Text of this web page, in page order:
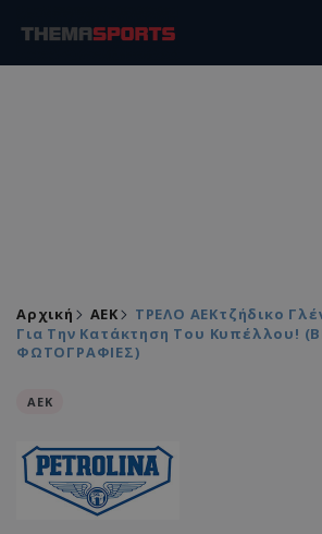
Αρχική ΑEK
ΤΡΕΛΟ ΑΕΚτζήδικο
Για Την Κατάκτηση Του Κυπέλλου!
ΦΩΤΟΓΡΑΦΙΕΣ)
ΑEK